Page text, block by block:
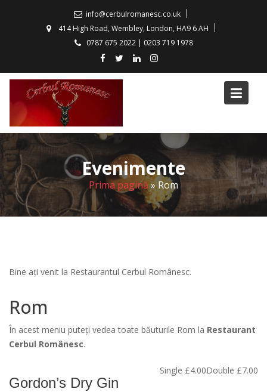
t
e
n
t
info@cerbulromanesc.co.uk
414 High Road, Wembley, London, HA9 6 AH
0787 675 2022 | 0203 719 1978
Evenimente
Prima pagină»Rom
Bine ați venit la Restaurantul Cerbul Românesc.
Rom
În acest meniu puteți vedea toate băuturile Rom la Restaurant
Cerbul Românesc.
Gordon’s Dry Gin
Single £4.00Double £7.00